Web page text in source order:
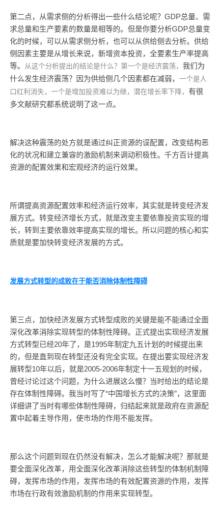
第二点，从需求侧的分析得出一些什么结论呢？GDP总量、需
求总量和生产要素的数量是相等的。但是你要分析GDP总量变
化的时候，可以从需求侧分析，也可以从供给侧去分析。供给
侧因素主要是从增长来说，新增资本投资，全要素生产率提高
等。
从这个分析提出的结论是什么？第一个是经济震荡， 我们为
什么发生经济震荡？因为供给侧几个因素都在减弱， 一个是人
口红利消失，一个是增加投资难以为继，潜在增长率下降， 有很
多文献研究都系统说明了这一点。
解决这种震荡的处方就是通过纠正资源的误配置，改变结构恶
化的状况和建立兼容的激励机制来调动积极性。千方百计提高
资源的配置效果和宏观经济的运行效果。
所谓提高资源配置效率和经济运行效率，其实就是转变经济发
展方式。转变经济增长方式，就是改变主要依靠投资实现的增
长，转到主要依靠效率提高实现的增长。所以问题的核心和实
质就是要加快转变经济发展的方式。
发展方式转型的成败在于能否消除体制性障碍
第三点，加快经济发展方式转型成败的关键是能不能通过全面
深化改革消除实现转型的体制性障碍。正式提出实现经济发展
方式转型已经20年了，是1995年制定九五计划的时候提出来
的，但是直到现在转型还没有完全实现。在提出要实现经济发
展转型10年以后，就是2005-2006年制定十一五规划的时候，
曾经讨论过这个问题，为什么进展这么慢？当时给出的结论是
存在体制性障碍。我当时写了“中国增长方式的决策”，这里面
详细讲了当时有哪些体制性障碍，归结起来就是政府在资源配
置中起着主导作用，使市场的作用不能发挥。
那么这个问题到现在仍然没有解决，怎么才能解决呢？那就是
要全面深化改革，用全面深化改革消除这些转型的体制机制障
碍，发挥市场的作用，发挥市场的有效配置资源的作用，发挥
市场在行政有效激励机制的作用来实现转型。